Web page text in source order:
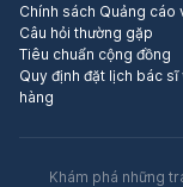
Chính sách Quảng cáo
Câu hỏi thường gặp
Tiêu chuẩn cộng đồng
Quy định đặt lịch bác sĩ
hàng
Khám phá những